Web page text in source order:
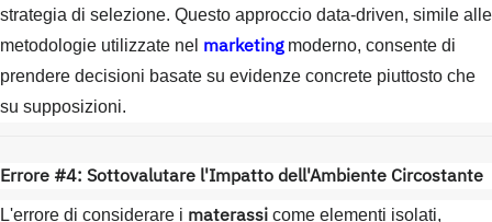
strategia di selezione. Questo approccio data-driven, simile alle
metodologie utilizzate nel marketingmoderno, consente di
prendere decisioni basate su evidenze concrete piuttosto che
su supposizioni.
Errore #4: Sottovalutare l'Impatto dell'Ambiente Circostante
L'errore di considerare i materassi come elementi isolati,